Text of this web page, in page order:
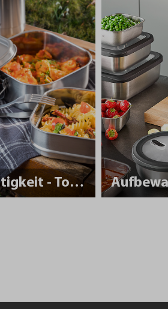
Nachhaltigkeit - To Go